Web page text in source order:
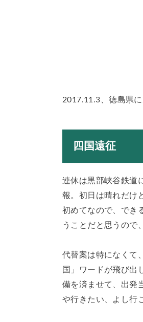
2017.11.3、徳島県
四国遠征
連休は黒部峡谷鉄道
報。初日は晴れだけ
初めてなので、でき
うことだと思うので
代替案は特になくて
国」ワードが飛び出
備を済ませて、出発
や行きたい、よし行